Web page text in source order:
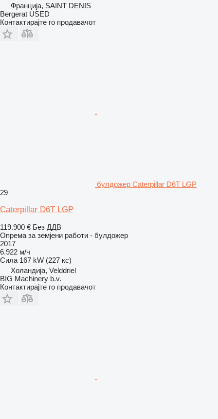
Франција, SAINT DENIS
Bergerat USED
Контактирајте го продавачот
булдожер Caterpillar D6T LGP
29
Caterpillar D6T LGP
119.900 € Без ДДВ
Опрема за земјени работи - булдожер
2017
6.922 м/ч
Сила 167 kW (227 кс)
Холандија, Velddriel
BIG Machinery b.v.
Контактирајте го продавачот